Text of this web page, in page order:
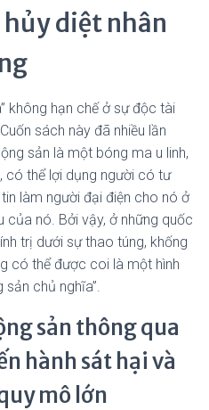
hủy diệt nhân
không hạn chế ở sự độc tài
sách này đã nhiều lần
sản là một bóng ma u linh,
có thể lợi dụng người có tư
làm người đại điện cho nó ở
nó. Bởi vậy, ở những quốc
trị dưới sự thao túng, khống
có thể được coi là một hình
chủ nghĩa”.
sản thông qua
hành sát hại và
mô lớn